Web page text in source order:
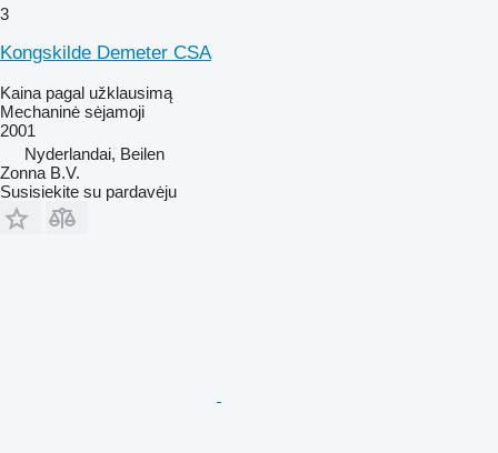
3
Kongskilde Demeter CSA
Kaina pagal užklausimą
Mechaninė sėjamoji
2001
Nyderlandai, Beilen
Zonna B.V.
Susisiekite su pardavėju